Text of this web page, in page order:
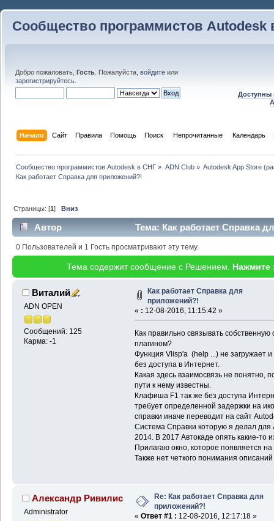
Сообщество программистов Autodesk
Добро пожаловать, Гость . Пожалуйста, войдите или
зарегистрируйтесь
Доступны
Начало Сайт Правила Помощь Поиск Непрочитанные Календарь
Сообщество программистов Autodesk в СНГ » ADN Club» Autodesk App Store
Как работает Справка для приложений?!
Страницы: [1]Вниз
Автор
Тема: Как работает Справка
раз)
0 Пользователей и 1 Гость просматривают эту тему.
Тема содержит сообщение с Решением. Нажмите
Виталий
ADN OPEN
Сообщений: 125
Карма: -1
Как работает Справка для
приложений?!
« : 12-08-2016, 11:15:42 »
Как правильно связывать
плагином?
Функция Vlisp'а (help ...) не загружает
без доступа в Интернет.
Какая здесь взаимосвязь не понятно,
пути к нему известны.
Клафиша F1 так же без доступа
требует определенной задержки на
справки иначе переводит на сайт
Система Справки которую я делал
2014. В 2017 Автокаде опять какие-то
Прилагаю окно, которое появляется
Также нет четкого понимания
Александр Ривилис
Administrator
Re: Как работает Справка для
приложений?!
« Ответ #1 : 12-08-2016, 12:17:18 »